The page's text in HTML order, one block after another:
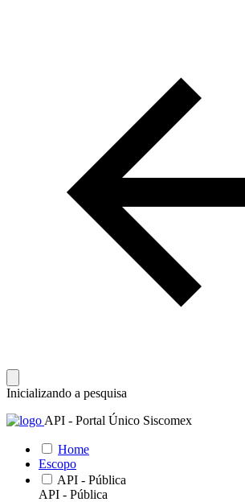
Inicializando a pesquisa
API - Portal Único Siscomex
Home
Escopo
API - Pública
API - Pública